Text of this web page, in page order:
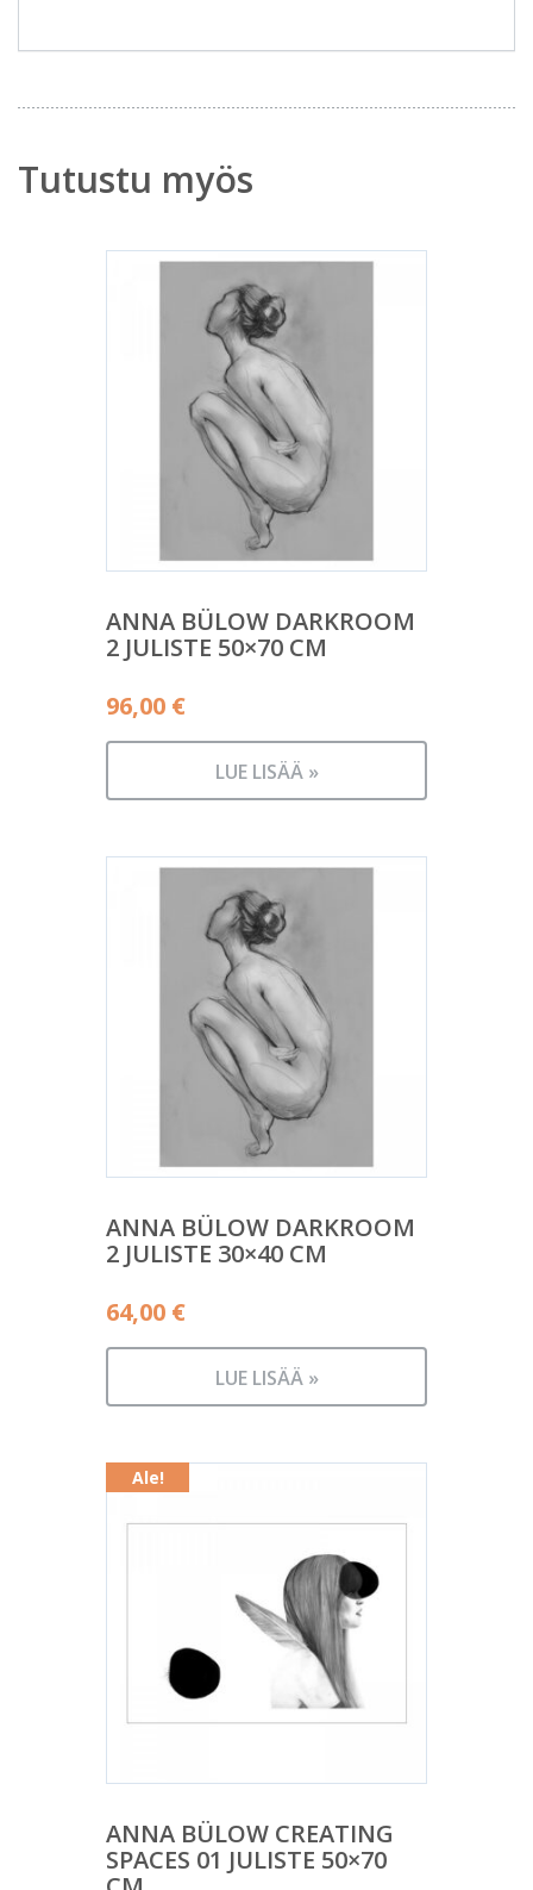
Tutustu myös
ANNA BÜLOW DARKROOM
2 JULISTE 50×70 CM
96,00 €
LUE LISÄÄ »
ANNA BÜLOW DARKROOM
2 JULISTE 30×40 CM
64,00 €
LUE LISÄÄ »
Ale!
ANNA BÜLOW CREATING
SPACES 01 JULISTE 50×70